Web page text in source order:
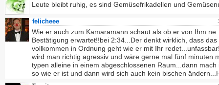
Leute bleibt ruhig, es sind Gemüsefrikadellen und
felicheee
Wie er auch zum Kamaramann schaut als ob er von Ihm ne
Bestätigung erwartet!!bei 2:34...Der denkt wirklich, dass das
vollkommen in Ordnung geht wie er mit Ihr
wird man richtig agressiv und wäre gerne mal fünf minuten
typen alleine in einem abgeschlossenen Raum...dann mach
so wie er ist und dann wird sich auch kein bischen